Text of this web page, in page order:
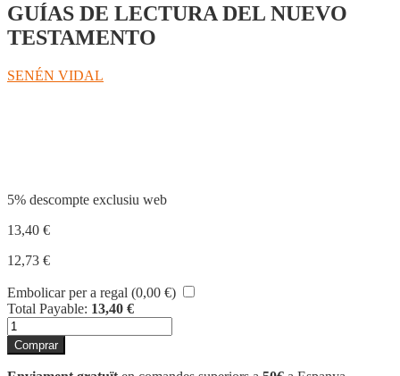
GUÍAS DE LECTURA DEL NUEVO
TESTAMENTO
SENÉN VIDAL
5% descompte exclusiu web
13,40 €
12,73 €
Embolicar per a regal (0,00 €)
Total Payable: 13,40 €
quantitat
de
COLOSENSES
Y
Comprar